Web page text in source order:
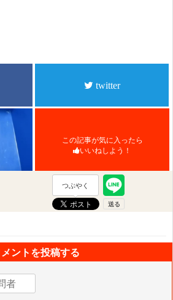
twitter
この記事が気に入ったら
いいねしよう！
つぶやく
ントを投稿する